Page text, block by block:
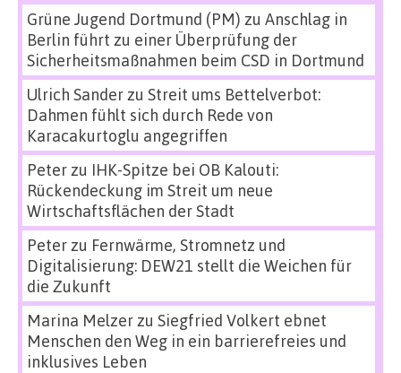
Grüne Jugend Dortmund (PM) zu Anschlag in
Berlin führt zu einer Überprüfung der
Sicherheitsmaßnahmen beim CSD in Dortmund
Ulrich Sanderzu Streit ums Bettelverbot:
Dahmen fühlt sich durch Rede von
Karacakurtoglu angegriffen
Peterzu IHK-Spitze bei OB Kalouti:
Rückendeckung im Streit um neue
Wirtschaftsflächen der Stadt
Peterzu Fernwärme, Stromnetz und
Digitalisierung: DEW21 stellt die Weichen für
die Zukunft
Marina Melzerzu Siegfried Volkert ebnet
Menschen den Weg in ein barrierefreies und
inklusives Leben